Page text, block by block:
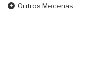
Outros Mecenas